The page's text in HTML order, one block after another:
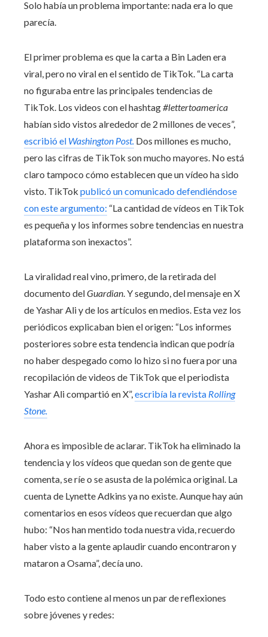
Solo había un problema importante: nada era lo que
parecía.
El primer problema es que la carta a Bin Laden era
viral, pero no viral en el sentido de TikTok. “La carta
no figuraba entre las principales tendencias de
TikTok. Los videos con el hashtag#lettertoamerica
habían sido vistos alrededor de 2 millones de veces”,
escribió el Washington Post. Dos millones es mucho,
pero las cifras de TikTok son mucho mayores. No está
claro tampoco cómo establecen que un vídeo ha sido
visto. TikTok publicó un comunicado defendiéndose
con este argumento: “La cantidad de vídeos en TikTok
es pequeña y los informes sobre tendencias en nuestra
plataforma son inexactos”.
La viralidad real vino, primero, de la retirada del
documento delGuardian. Y segundo, del mensaje en X
de Yashar Ali y de los artículos en medios. Esta vez los
periódicos explicaban bien el origen: “Los informes
posteriores sobre esta tendencia indican que podría
no haber despegado como lo hizo si no fuera por una
recopilación de videos de TikTok que el periodista
Yashar Ali compartió en X”,escribía la revista Rolling
Stone.
Ahora es imposible de aclarar. TikTok ha eliminado la
tendencia y los vídeos que quedan son de gente que
comenta, se ríe o se asusta de la polémica original. La
cuenta de Lynette Adkins ya no existe. Aunque hay aún
comentarios en esos vídeos que recuerdan que algo
hubo: “Nos han mentido toda nuestra vida, recuerdo
haber visto a la gente aplaudir cuando encontraron y
mataron a Osama”, decía uno.
Todo esto contiene al menos un par de reflexiones
sobre jóvenes y redes: